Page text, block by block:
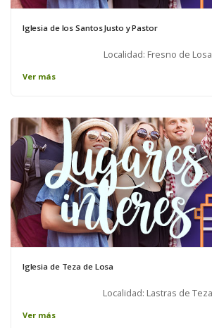
Iglesia de los Santos Justo y Pastor
Localidad: Fresno de Losa
Ver más
Iglesia de Teza de Losa
Localidad: Lastras de Teza
Ver más